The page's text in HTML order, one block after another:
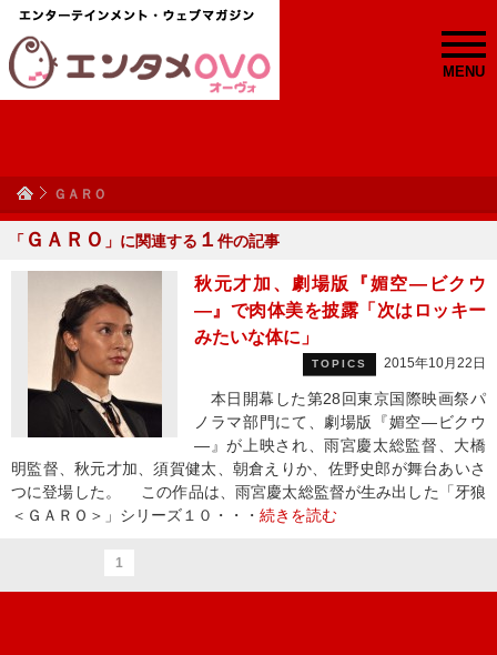
MENU
ＧＡＲＯ
「 ＧＡＲＯ 」に関連する １ 件の記事
秋元才加、劇場版『媚空―ビクウ
―』で肉体美を披露「次はロッキー
みたいな体に」
TOPICS 2015年10月22日
本日開幕した第28回東京国際映画祭パ
ノラマ部門にて、劇場版『媚空―ビクウ
―』が上映され、雨宮慶太総監督、大橋
明監督、秋元才加、須賀健太、朝倉えりか、佐野史郎が舞台あいさ
つに登場した。 この作品は、雨宮慶太総監督が生み出した「牙狼
＜ＧＡＲＯ＞」シリーズ１０・・・ 続きを読む
1